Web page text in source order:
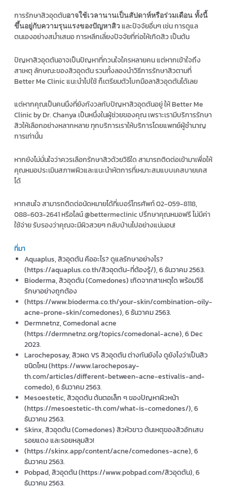
การรักษาสิวอุดตันอาจใช้เวลานานเป็นสัปดาห์หรือร่วมเดือน ทั้งนี้
ขึ้นอยู่กับความรุนแรงของปัญหาสิว และปัจจัยอื่นๆ เช่น การดูแล
ตนเองอย่างสม่ำเสมอ การหลีกเลี่ยงปัจจัยที่ก่อให้เกิดสิว เป็นต้น
ปัญหาสิวอุดตันอาจเป็นปัญหาที่กวนใจใครหลายคน แต่หากเข้าใจถึง
สาเหตุ ลักษณะของสิวอุดตัน รวมทั้งลองนำวิธีการรักษาสิวตามที่
Better Me Clinic แนะนำไปใช้ ก็เตรียมตัวโบกมือลาสิวอุดตันได้เลย
แต่หากคุณเป็นคนนึงที่ยังกังวลกับปัญหาสิวอุดตันอยู่ ให้ Better Me
Clinic by Dr. Chanya เป็นหนึ่งในผู้ช่วยของคุณ เพราะเรามีบริการรักษา
สิวให้เลือกอย่างหลากหลาย ทุกบริการเราให้บริการโดยแพทย์ผู้ชำนาญ
การเท่านั้น
หากยังไม่มั่นใจว่าควรเลือกรักษาสิวด้วยวิธีใด สามารถติดต่อเข้ามาเพื่อให้
คุณหมอประเมินสภาพผิวและแนะนำหัตการที่เหมาะสมแบบเคสบายเคส
ได้
หากสนใจ สามารถติดต่อนัดหมายได้ที่เบอร์โทรศัพท์ 02-059-8118,
088-603-2641 หรือไลน์ @bettermeclinic ปรึกษาคุณหมอฟรี ไม่มีค่า
ใช้จ่าย รับรองว่าคุณจะมีผิวสวยๆ กลับบ้านไปอย่างแน่นอน!
ที่มา
Aquaplus, สิวอุดตัน คืออะไร? ดูแลรักษาอย่างไร?
(https://aquaplus.co.th/สิวอุดตัน-ที่ต้องรู้/), 6 ธันวาคม 2563.
Bioderma, สิวอุดตัน (Comedones) เกิดจากสาเหตุใด พร้อมวิธี
รักษาอย่างถูกต้อง
(https://www.bioderma.co.th/your-skin/combination-oily-
acne-prone-skin/comedones), 6 ธันวาคม 2563.
Dermnetnz, Comedonal acne
(https://dermnetnz.org/topics/comedonal-acne), 6 Dec
2023.
Larocheposay, สิวผด VS สิวอุดตัน ต่างกันยังไง ดูยังไงว่าเป็นสิว
ชนิดไหน (https://www.larocheposay-
th.com/articles/different-between-acne-estivalis-and-
comedo), 6 ธันวาคม 2563.
Mesoestetic, สิวอุดตัน ต้นตอเล็ก ๆ ของปัญหาผิวหน้า
(https://mesoestetic-th.com/what-is-comedones/), 6
ธันวาคม 2563.
Skinx, สิวอุดตัน (Comedones) สิวหัวขาว ต้นเหตุของสิวอักเสบ
รอยแดง และรอยหลุมสิว!
(https://skinx.app/content/acne/comedones-acne), 6
ธันวาคม 2563.
Pobpad, สิวอุดตัน (https://www.pobpad.com/สิวอุดตัน), 6
ธันวาคม 2563.